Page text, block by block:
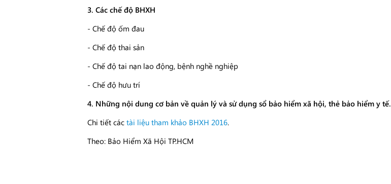
3. Các chế độ BHXH
- Chế độ ốm đau
- Chế độ thai sản
- Chế độ tai nạn lao động, bệnh nghề nghiệp
- Chế độ hưu trí
4. Những nội dung cơ bản về quản lý và sử dụng sổ bảo hiểm xã hội, thẻ bảo hiểm y tế.
Chi tiết các tài liệu tham khảo BHXH 2016.
Theo: Bảo Hiểm Xã Hội TP.HCM